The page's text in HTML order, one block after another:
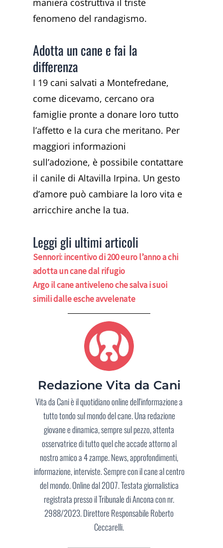
fenomeno del randagismo.
Adotta un cane e fai la
differenza
I 19 cani salvati a Montefredane,
come dicevamo, cercano ora
famiglie pronte a donare loro tutto
l’affetto e la cura che meritano. Per
maggiori informazioni
sull’adozione, è possibile contattare
il canile di Altavilla Irpina. Un gesto
d’amore può cambiare la loro vita e
arricchire anche la tua.
Leggi gli ultimi articoli
Sennori: incentivo di 200 euro l’anno a chi
adotta un cane dal rifugio
Argo il cane antiveleno che salva i suoi
simili dalle esche avvelenate
Redazione Vita da Cani
Vita da Cani è il quotidiano online dell'informazione a
tutto tondo sul mondo del cane. Una redazione
giovane e dinamica, sempre sul pezzo, attenta
osservatrice di tutto quel che accade attorno al
nostro amico a 4 zampe. News, approfondimenti,
informazione, interviste. Sempre con il cane al centro
del mondo. Online dal 2007. Testata giornalistica
registrata presso il Tribunale di Ancona con nr.
2988/2023. Direttore Responsabile Roberto
Ceccarelli.